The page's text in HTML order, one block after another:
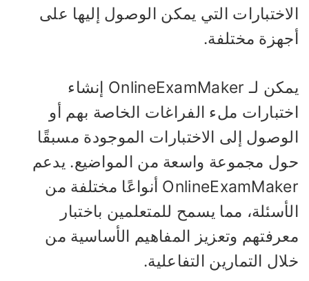
التي يمكن الوصول إليها على
مختلفة.
يمكن لـ OnlineExamMaker إنشاء
ملء الفراغات الخاصة بهم أو
إلى الاختبارات الموجودة مسبقًا
مجموعة واسعة من المواضيع. يدعم
OnlineExamMaker أنواعًا مختلفة من
مما يسمح للمتعلمين باختبار
وتعزيز المفاهيم الأساسية من
التمارين التفاعلية.